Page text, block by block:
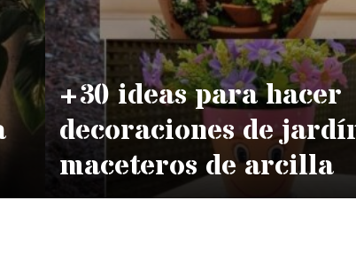
+30 ideas para hacer
decoraciones de
maceteros de arcilla